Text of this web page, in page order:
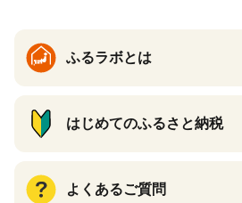
ギフト ふるさと納税 ）
ふるラボとは
はじめてのふるさと納税
よくあるご質問